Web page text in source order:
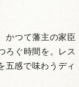
かつて藩主の家臣
ろぐ時間を。レス
五感で味わうディ